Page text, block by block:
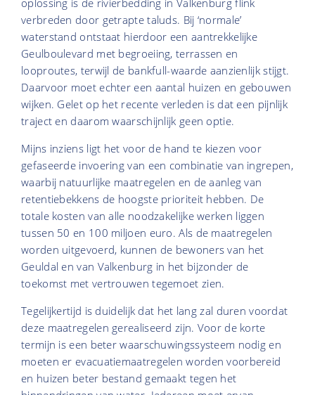
verbreden door getrapte taluds. Bij ‘normale’
waterstand ontstaat hierdoor een aantrekkelijke
Geulboulevard met begroeiing, terrassen en
looproutes, terwijl de bankfull-waarde aanzienlijk stijgt.
Daarvoor moet echter een aantal huizen en gebouwen
wijken. Gelet op het recente verleden is dat een pijnlijk
traject en daarom waarschijnlijk geen optie.
Mijns inziens ligt het voor de hand te kiezen voor
gefaseerde invoering van een combinatie van ingrepen,
waarbij natuurlijke maatregelen en de aanleg van
retentiebekkens de hoogste prioriteit hebben. De
totale kosten van alle noodzakelijke werken liggen
tussen 50 en 100 miljoen euro. Als de maatregelen
worden uitgevoerd, kunnen de bewoners van het
Geuldal en van Valkenburg in het bijzonder de
toekomst met vertrouwen tegemoet zien.
Tegelijkertijd is duidelijk dat het lang zal duren voordat
deze maatregelen gerealiseerd zijn. Voor de korte
termijn is een beter waarschuwingssysteem nodig en
moeten er evacuatiemaatregelen worden voorbereid
en huizen beter bestand gemaakt tegen het